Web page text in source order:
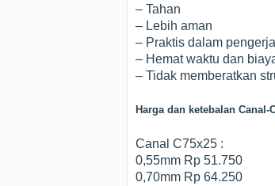
– Tahan
– Lebih aman
– Praktis dalam
– Hemat waktu dan
– Tidak memberatkan
Harga dan ketebalan
Canal C75x25 :
0,55mm Rp 51.750
0,70mm Rp 64.250